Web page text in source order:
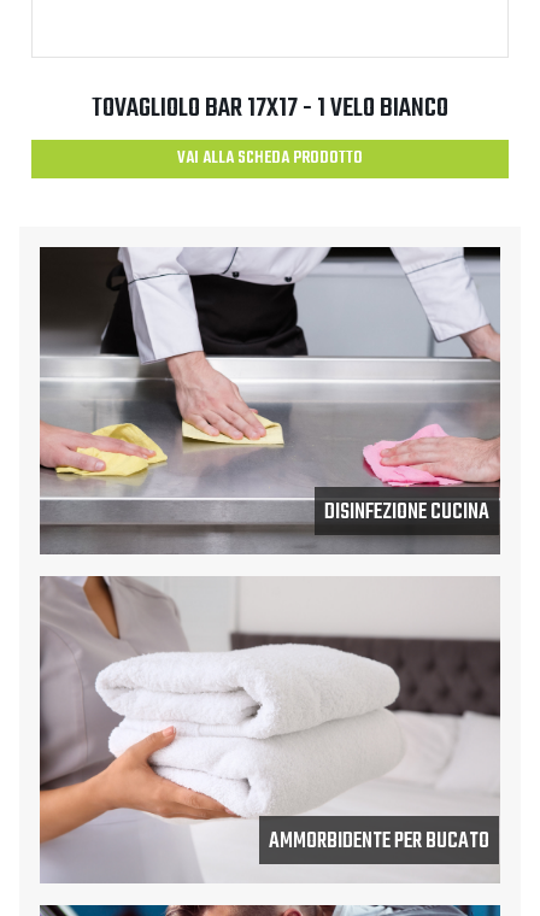
TOVAGLIOLO BAR 17X17 - 1 VELO BIANCO
VAI ALLA SCHEDA PRODOTTO
DISINFEZIONE CUCINA
AMMORBIDENTE PER BUCATO